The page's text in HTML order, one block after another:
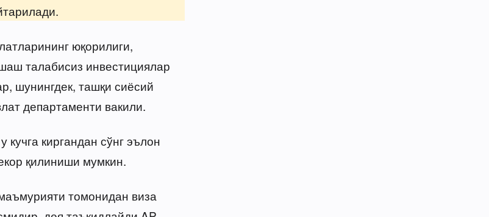
юқорилиги,
талабисиз инвестициялар
шунингдек, ташқи сиёсий
департаменти вакили.
киргандан сўнг эълон
қилиниши мумкин.
томонидан виза